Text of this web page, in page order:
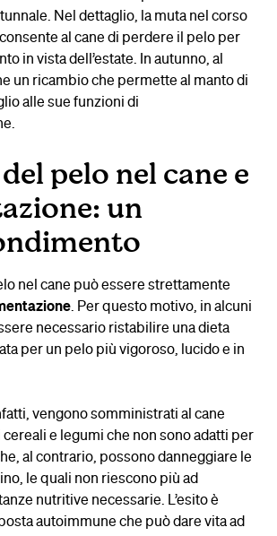
Nel dettaglio, la muta nel corso
al cane di perdere il pelo per
in vista dell’estate. In autunno, al
un ricambio che permette al manto di
alle sue funzioni di
pelo nel cane e
un
nel cane può essere strettamente
. Per questo motivo, in alcuni
necessario ristabilire una dieta
per un pelo più vigoroso, lucido e in
vengono somministrati al cane
e legumi che non sono adatti per
al contrario, possono danneggiare le
le quali non riescono più ad
nutritive necessarie. L’esito è
autoimmune che può dare vita ad